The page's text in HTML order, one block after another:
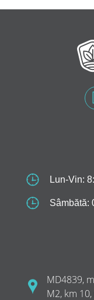
Lun-Vin:
Sâmbătă:
MD4839,
M2, km